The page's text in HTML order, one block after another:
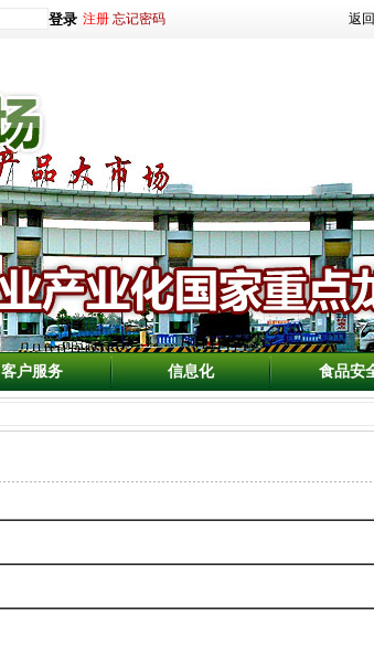
注册 忘记密码 返
客户服务 信息化 食品安